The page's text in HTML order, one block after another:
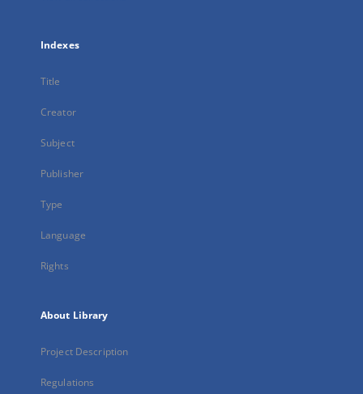
Indexes
Title
Creator
Subject
Publisher
Type
Language
Rights
About Library
Project Description
Regulations